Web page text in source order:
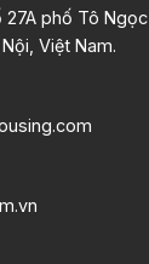
27A phố Tô Ngọc
Việt Nam.